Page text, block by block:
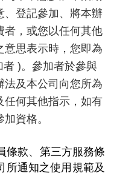
、登記參加、將本辦
者，或您以任何其他
意思表示時，您即為
)。參加者於參與
法及本公司向您所為
任何其他指示，如有
資格。
條款、第三方服務條
所通知之使用規範及